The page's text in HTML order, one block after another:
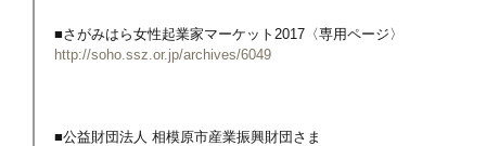
■さがみはら女性起業家マーケット2017〈専用ページ〉
http://soho.ssz.or.jp/archives/6049
■公益財団法人 相模原市産業振興財団さま